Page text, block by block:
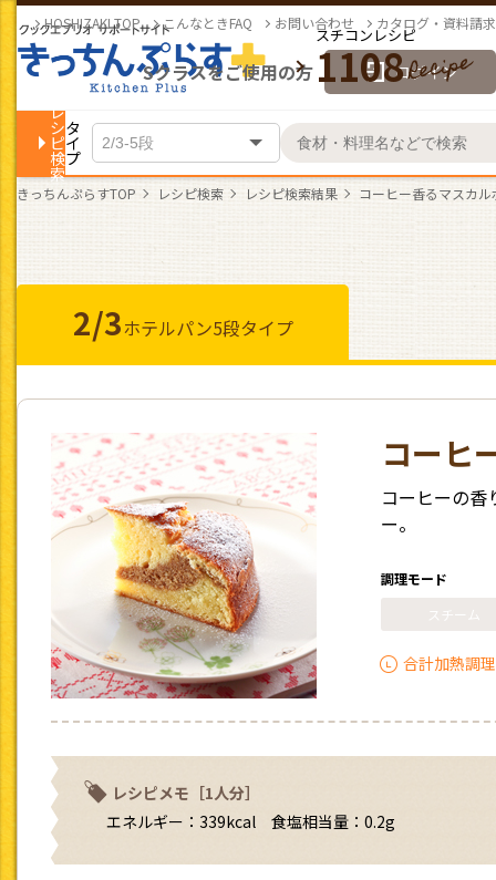
HOSHIZAKI TOP こんなときFAQ お問い合わせ カタログ・資料請求
スチコンレシピ
1108
Sクラスをご使用の方
ログイン
レ
シ
ピ
検
索
タ
イ
プ
きっちんぷらすTOP レシピ検索 レシピ検索結果 コーヒー香るマスカ
2/3ホテルパン5段タイプ
コーヒ
コーヒーの香
ー。
調理モード
スチーム
合計加熱調
レシピメモ［1人分］
エネルギー：339kcal 食塩相当量：0.2g